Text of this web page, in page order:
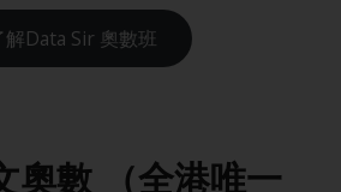
解Data Sir 奧數班
奧數（全港唯一